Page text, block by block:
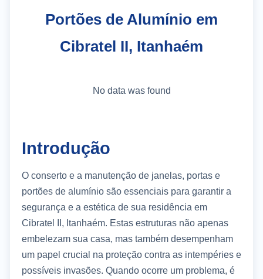
Portões de Alumínio em
Cibratel II, Itanhaém
No data was found
Introdução
O conserto e a manutenção de janelas, portas e
portões de alumínio são essenciais para garantir a
segurança e a estética de sua residência em
Cibratel II, Itanhaém. Estas estruturas não apenas
embelezam sua casa, mas também desempenham
um papel crucial na proteção contra as intempéries e
possíveis invasões. Quando ocorre um problema, é